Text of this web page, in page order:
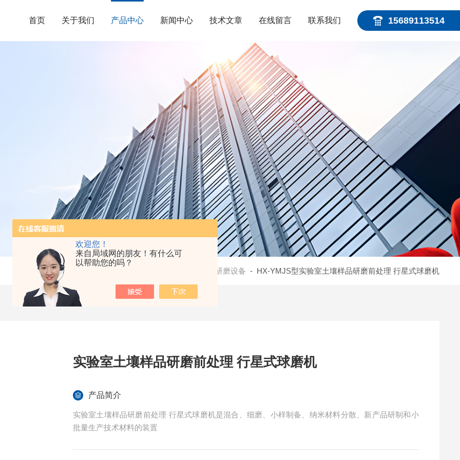
欢迎您！
来自局域网的朋友！有什么可
以帮助您的吗？
15689113514
首页 关于我们 产品中心 新闻中心 技术文章 在线留言 联系我们
当前位置： 土壤研磨设备 - HX-YMJS型实验室土壤样品研磨前处理 行星式球磨机
实验室土壤样品研磨前处理 行星式球磨机
产品简介
实验室土壤样品研磨前处理 行星式球磨机是混合、细磨、小样制备、纳米材料分散、新产品研制和小
批量生产技术材料的装置